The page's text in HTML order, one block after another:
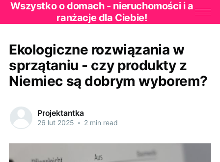
Wszystko o domach - nieruchomości i a
ranżacje dla Ciebie!
Ekologiczne rozwiązania w
sprzątaniu - czy produkty z
Niemiec są dobrym wyborem?
Projektantka
26 lut 2025 • 2 min read